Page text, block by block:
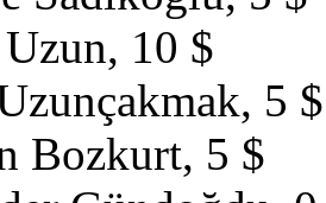
10 $
5 $
Bozkurt, 5 $